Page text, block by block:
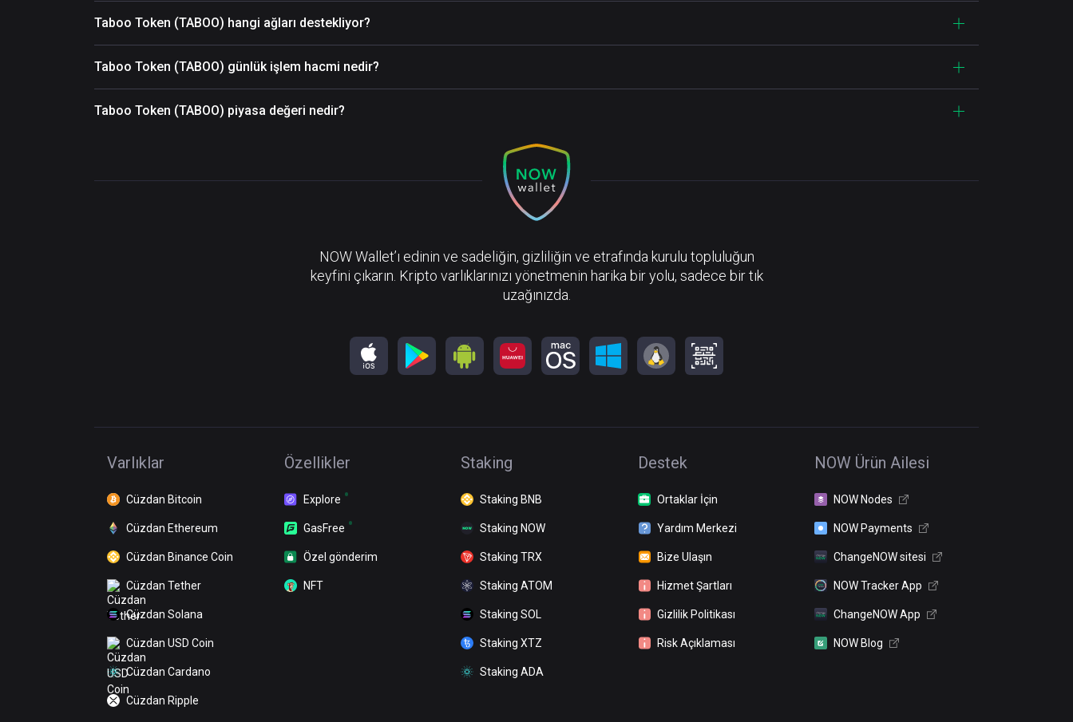
Taboo Token (TABOO) hangi ağları destekliyor?
Taboo Token (TABOO) günlük işlem hacmi nedir?
Taboo Token (TABOO) piyasa değeri nedir?
NOW Wallet’ı edinin ve sadeliğin, gizliliğin ve etrafında kurulu topluluğun
keyfini çıkarın. Kripto varlıklarınızı yönetmenin harika bir yolu, sadece bir tık
uzağınızda.
Varlıklar
Cüzdan Bitcoin
Cüzdan Ethereum
Cüzdan Binance Coin
Cüzdan Tether
Cüzdan Solana
Cüzdan USD Coin
Cüzdan Cardano
Cüzdan Ripple
Özellikler
Explore
GasFree
Özel gönderim
NFT
Staking
Staking BNB
Staking NOW
Staking TRX
Staking ATOM
Staking SOL
Staking XTZ
Staking ADA
Destek
Ortaklar İçin
Yardım Merkezi
Bize Ulaşın
Hizmet Şartları
Gizlilik Politikası
Risk Açıklaması
NOW Ürün Ailesi
NOW Nodes
NOW Payments
ChangeNOW sitesi
NOW Tracker App
ChangeNOW App
NOW Blog